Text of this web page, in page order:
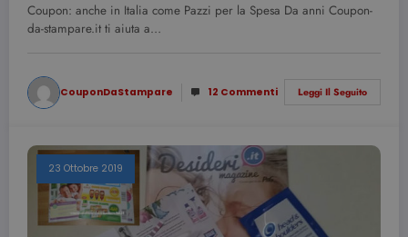
Coupon: anche in Italia come Pazzi per la Spesa Da anni Coupon-
da-stampare.it ti aiuta a…
CouponDaStampare 12 Commenti Leggi Il Seguito
23 Ottobre 2019